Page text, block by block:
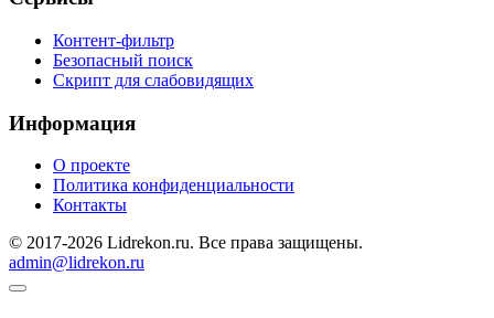
Контент-фильтр
Безопасный поиск
Скрипт для слабовидящих
Информация
О проекте
Политика конфиденциальности
Контакты
© 2017-2026 Lidrekon.ru. Все права защищены.
admin@lidrekon.ru